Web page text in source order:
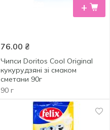
+
76.00 ₴
Чипси Doritos Cool Original
кукурудзяні зі смаком
сметани 90г
90 г